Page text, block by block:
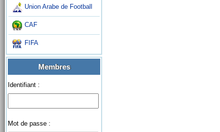
Union Arabe de Football
CAF
FIFA
Membres
Identifiant :
Mot de passe :